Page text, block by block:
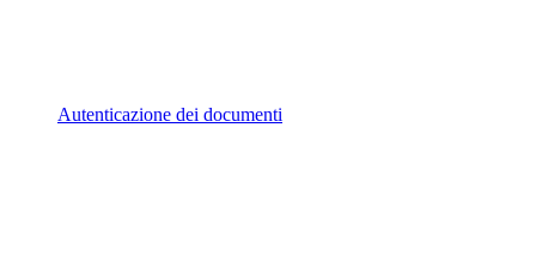
Autenticazione dei documenti